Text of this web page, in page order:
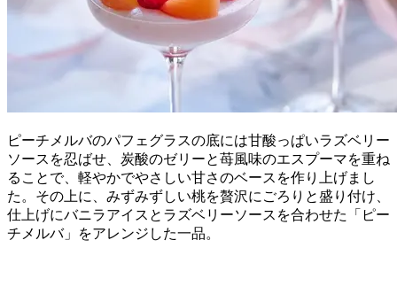
ピーチメルバのパフェグラスの底には甘酸っぱいラズベリー
ソースを忍ばせ、炭酸のゼリーと苺風味のエスプーマを重ね
ることで、軽やかでやさしい甘さのベースを作り上げまし
た。その上に、みずみずしい桃を贅沢にごろりと盛り付け、
仕上げにバニラアイスとラズベリーソースを合わせた「ピー
チメルバ」をアレンジした一品。